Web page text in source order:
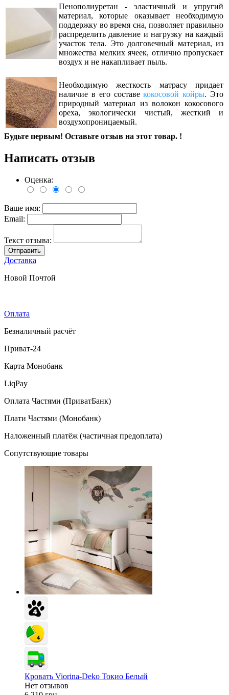
Пенополиуретан - эластичный и упругий
материал, которые оказывает необходимую
поддержку во время сна, позволяет правильно
распределить давление и нагрузку на каждый
участок тела. Это долговечный материал, из
множества мелких ячеек, отлично пропускает
воздух и не накапливает пыль.
Необходимую жесткость матрасу придает
наличие в его составекокосовой койры. Это
природный материал из волокон кокосового
ореха, экологически чистый, жесткий и
воздухопроницаемый.
Будьте первым! Оставьте отзыв на этот товар. !
Написать отзыв
Оценка:
Ваше имя:
Email:
Текст отзыва:
Отправить
Доставка
Новой Почтой
Оплата
Безналичный расчёт
Приват-24
Карта Монобанк
LiqPay
Оплата Частями (ПриватБанк)
Плати Частями (Монобанк)
Наложенный платёж (частичная предоплата)
Сопутствующие товары
Кровать Viorina-Deko Токио Белый
Нет отзывов